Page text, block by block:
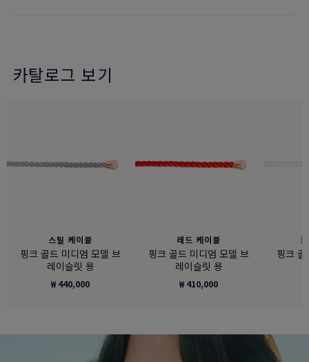
카탈로그 보기
스틸 케이블
핑크 골드 미디엄 모델 브
레이슬릿 용
₩ 440,000
레드 케이블
핑크 골드 미디엄 모델 브
레이슬릿 용
₩ 410,000
핑크